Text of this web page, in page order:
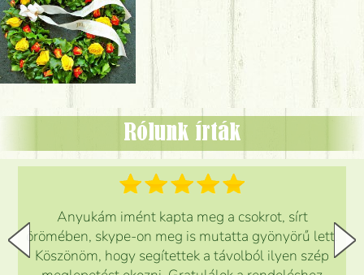
Rólunk írták
Anyukám imént kapta meg a csokrot, sírt
örömében, skype-on meg is mutatta gyönyörű lett.
Köszönöm, hogy segítettek a távolból ilyen szép